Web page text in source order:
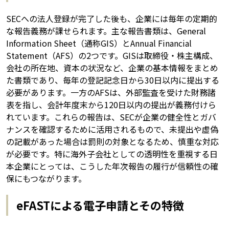
SECへの法人登録が完了した後も、企業には毎年の定期的
な報告義務が課せられます。主な報告書類は、General
Information Sheet（通称GIS）とAnnual Financial
Statement（AFS）の2つです。GISは取締役・株主構成、
会社の所在地、資本の状況など、企業の基本情報をまとめ
た書類であり、毎年の登記記念日から30日以内に提出する
必要があります。一方のAFSは、外部監査を受けた財務諸
表を指し、会計年度末から120日以内の提出が義務付けら
れています。これらの報告は、SECが企業の健全性とガバ
ナンスを確認するために活用されるもので、未提出や虚偽
の記載があった場合は罰則の対象となるため、慎重な対応
が必要です。特に海外子会社としての透明性を重視する日
本企業にとっては、こうした年次報告の履行が信頼性の確
保にもつながります。
eFASTによる電子申請とその特徴